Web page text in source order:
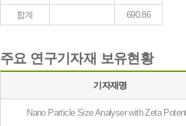
합계
690.86
주요 연구기자재 보유현황
기자재명
Nano Particle Size Analyser with Zeta